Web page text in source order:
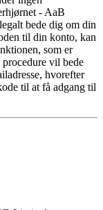
- AaB
bede dig om din
til din konto, kan
som er
vil bede
hvorefter
til at få adgang til